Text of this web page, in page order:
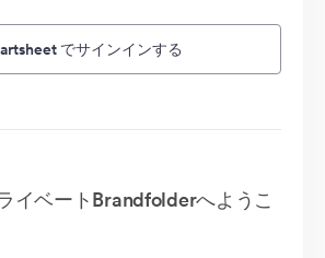
でサインインする
イベートBrandfolderへようこ